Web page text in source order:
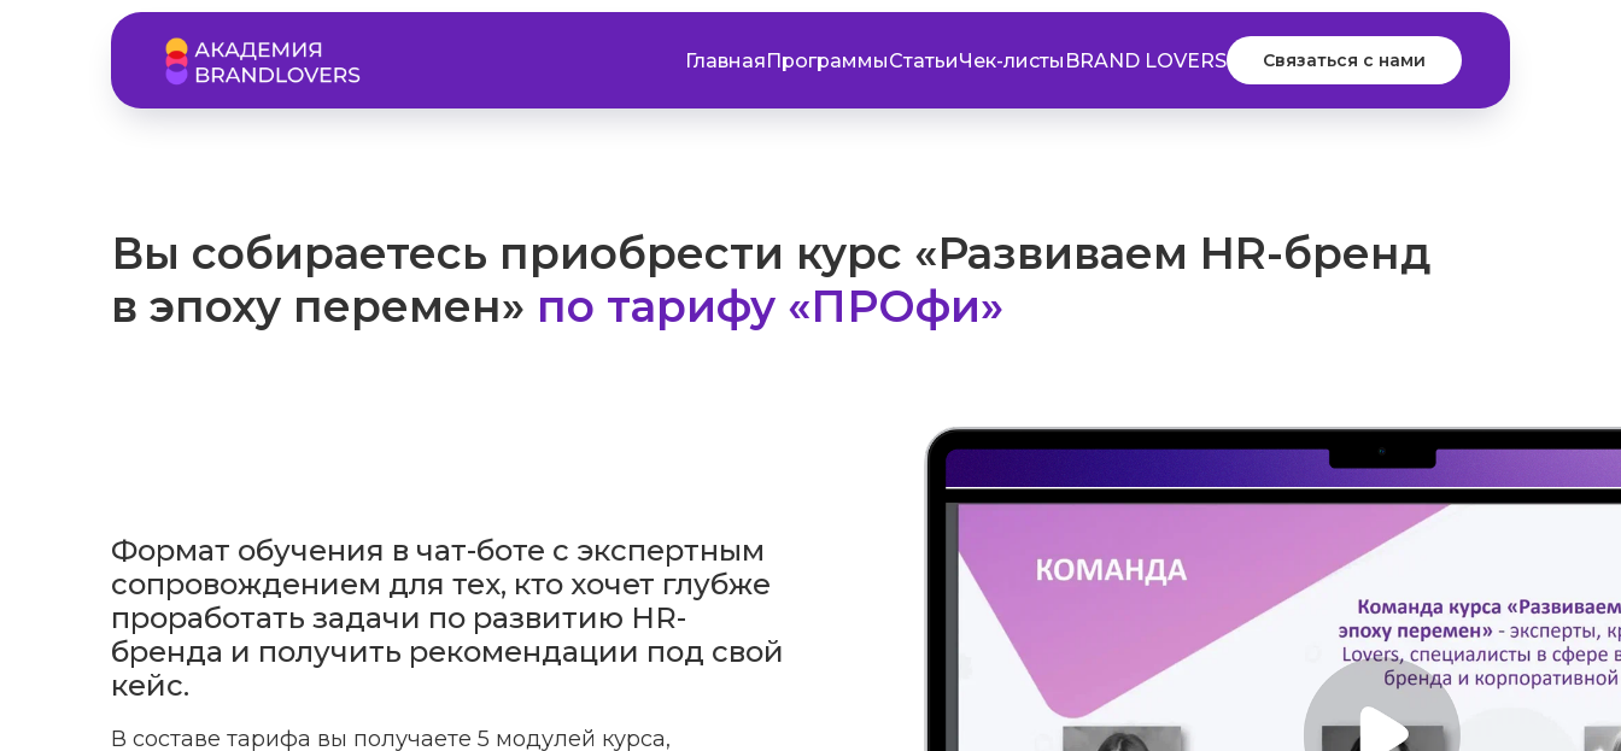
ГлавнаяПрограммыСтатьиЧек-листы BRAND LOVERS Связаться с нами
Вы собираетесь приобрести курс «Развиваем HR-бренд
в эпоху перемен» по тарифу «ПРОфи»
Формат обучения в чат-боте с экспертным
сопровождением для тех, кто хочет глубже
проработать задачи по развитию HR-
бренда и получить рекомендации под свой
кейс.
В составе тарифа вы получаете 5 модулей курса,